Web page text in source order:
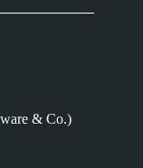
& Co.)